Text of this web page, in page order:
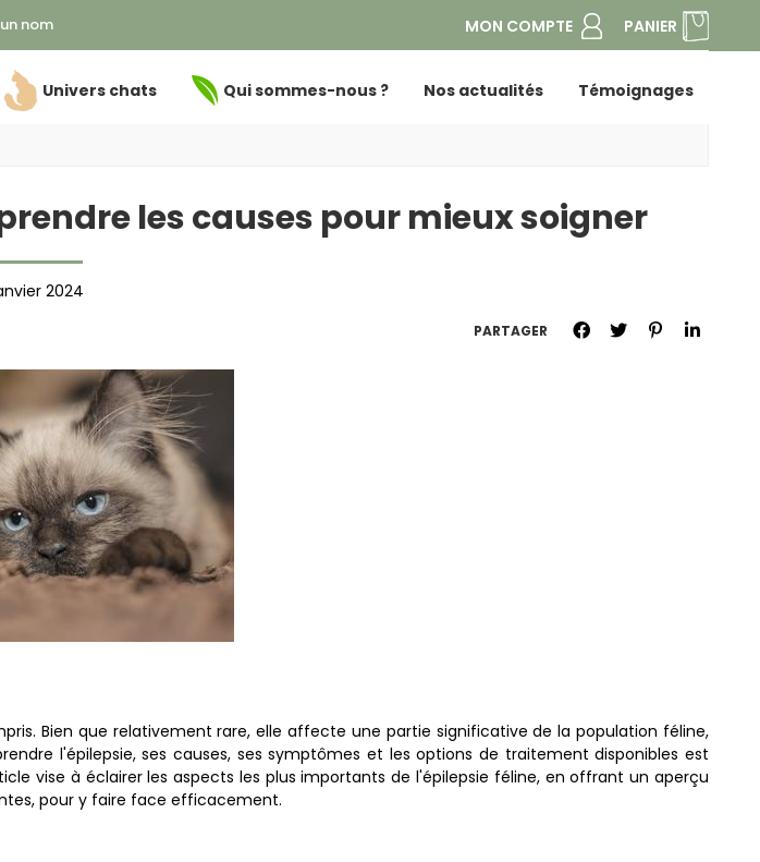
MON COMPTE PANIER
Univers chats Qui sommes-nous ? Nos actualités Témoignages
les causes pour mieux soigner
2024
PARTAGER
Bien que relativement rare, elle affecte une partie significative de la population féline,
l'épilepsie, ses causes, ses symptômes et les options de traitement disponibles est
vise à éclairer les aspects les plus importants de l'épilepsie féline, en offrant un aperçu
pour y faire face efficacement.
nom